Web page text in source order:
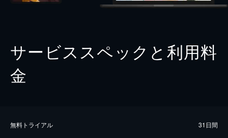
サービススペックと利用料
金
無料トライアル 31日間